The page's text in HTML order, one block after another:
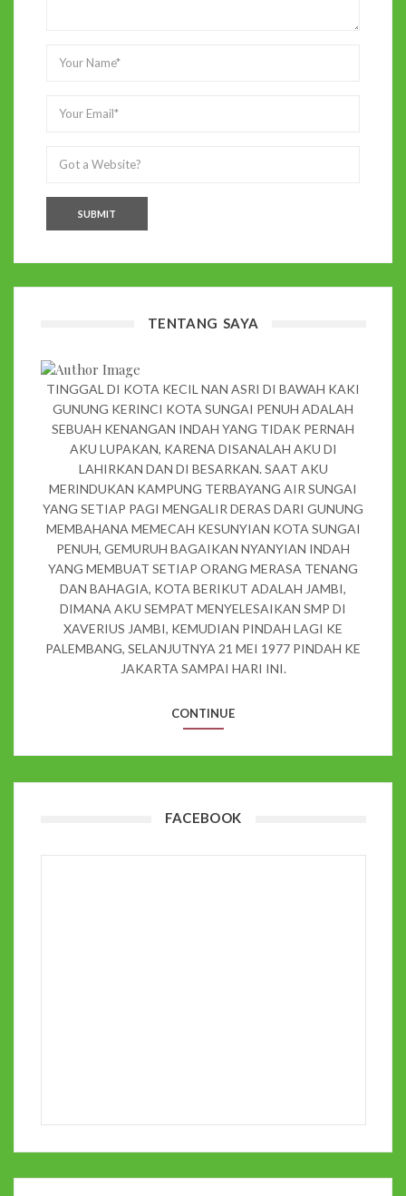
TENTANG SAYA
TINGGAL DI KOTA KECIL NAN ASRI DI BAWAH KAKI
GUNUNG KERINCI KOTA SUNGAI PENUH ADALAH
SEBUAH KENANGAN INDAH YANG TIDAK PERNAH
AKU LUPAKAN, KARENA DISANALAH AKU DI
LAHIRKAN DAN DI BESARKAN. SAAT AKU
MERINDUKAN KAMPUNG TERBAYANG AIR SUNGAI
YANG SETIAP PAGI MENGALIR DERAS DARI GUNUNG
MEMBAHANA MEMECAH KESUNYIAN KOTA SUNGAI
PENUH, GEMURUH BAGAIKAN NYANYIAN INDAH
YANG MEMBUAT SETIAP ORANG MERASA TENANG
DAN BAHAGIA, KOTA BERIKUT ADALAH JAMBI,
DIMANA AKU SEMPAT MENYELESAIKAN SMP DI
XAVERIUS JAMBI, KEMUDIAN PINDAH LAGI KE
PALEMBANG, SELANJUTNYA 21 MEI 1977 PINDAH KE
JAKARTA SAMPAI HARI INI.
CONTINUE
FACEBOOK